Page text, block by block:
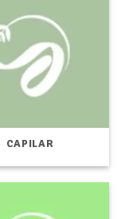
CAPILAR